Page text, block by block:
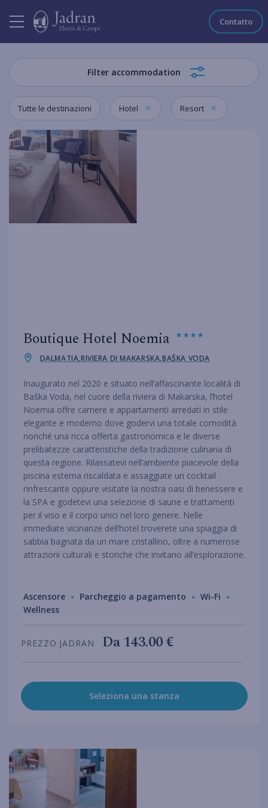
Contatto
Filter accommodation
Tutte le destinazioni Hotel Resort
hotel
Boutique Hotel Noemia
DALMATIA,RIVIERA DI MAKARSKA,BAŠKA VODA
Inaugurato nel 2020 e situato nell’affascinante località di
Baška Voda, nel cuore della riviera di Makarska, l’hotel
Noemia offre camere e appartamenti arredati in stile
elegante e moderno dove godervi una totale comodità
nonché una ricca offerta gastronomica e le diverse
prelibatezze caratteristiche della tradizione culinaria di
questa regione. Rilassatevi nell’ambiente piacevole della
piscina esterna riscaldata e assaggiate un cocktail
rinfrescante oppure visitate la nostra oasi di benessere e
la SPA e godetevi una selezione di saune e trattamenti
per il viso e il corpo unici nel loro genere. Nelle
immediate vicinanze dell’hotel troverete una spiaggia di
sabbia bagnata da un mare cristallino, oltre a numerose
attrazioni culturali e storiche che invitano all’esplorazione.
Ascensore Parcheggio a pagamento
Wi-Fi
Wellness
PREZZO JADRAN Da143.00 €
Seleziona una stanza
hotel